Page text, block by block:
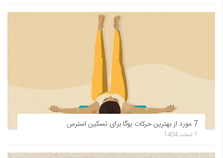
7 مورد از بهترین حرکات یوگا برای تسکین استرس
1 اسفند 1404